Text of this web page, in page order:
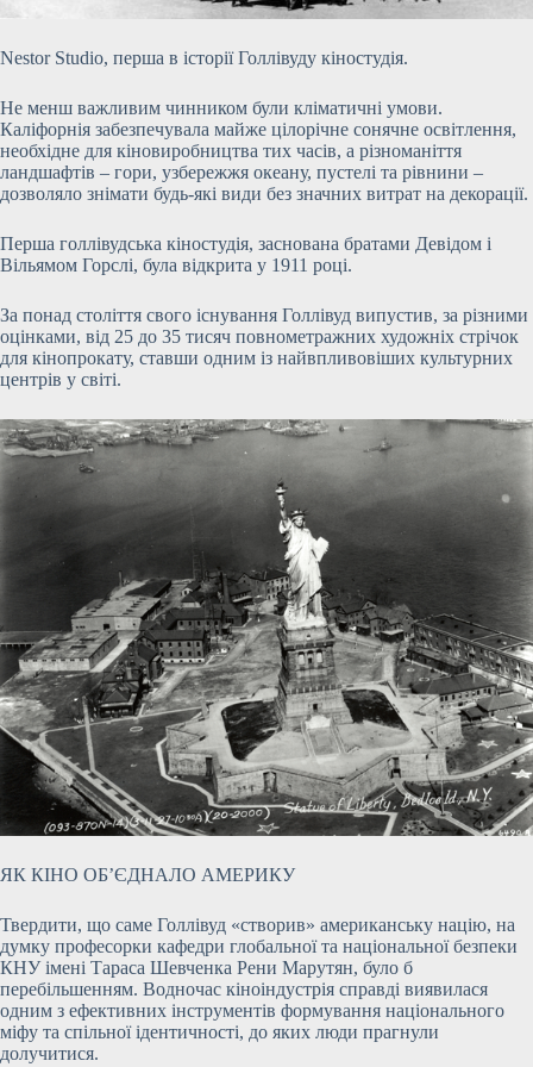
Nestor Studio, перша в історії Голлівуду кіностудія.
Не менш важливим чинником були кліматичні умови.
Каліфорнія забезпечувала майже цілорічне сонячне освітлення,
необхідне для кіновиробництва тих часів, а різноманіття
ландшафтів – гори, узбережжя океану, пустелі та рівнини –
дозволяло знімати будь-які види без значних витрат на декорації.
Перша голлівудська кіностудія, заснована братами Девідом і
Вільямом Горслі, була відкрита у 1911 році.
За понад століття свого існування Голлівуд випустив, за різними
оцінками, від 25 до 35 тисяч повнометражних художніх стрічок
для кінопрокату, ставши одним із найвпливовіших культурних
центрів у світі.
ЯК КІНО ОБ’ЄДНАЛО АМЕРИКУ
Твердити, що саме Голлівуд «створив» американську націю, на
думку професорки кафедри глобальної та національної безпеки
КНУ імені Тараса Шевченка Рени Марутян, було б
перебільшенням. Водночас кіноіндустрія справді виявилася
одним з ефективних інструментів формування національного
міфу та спільної ідентичності, до яких люди прагнули
долучитися.